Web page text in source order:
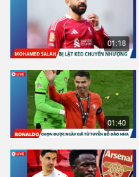
01:18
01:40